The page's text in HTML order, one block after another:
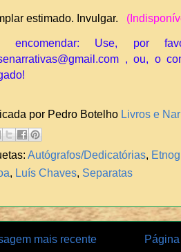
estimado. Invulgar.
encomendar: Use, por
, ou, o
por Pedro Botelho Livros e
Autógrafos/Dedicatórias
Luís Chaves Separatas
mais recente